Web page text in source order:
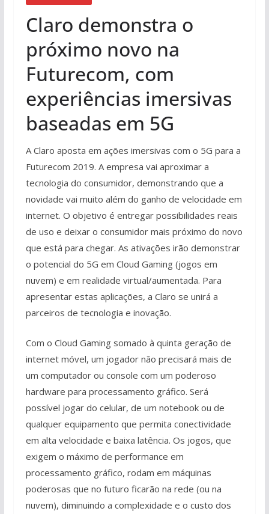
Claro demonstra o
próximo novo na
Futurecom, com
experiências imersivas
baseadas em 5G
A Claro aposta em ações imersivas com o 5G para a
Futurecom 2019. A empresa vai aproximar a
tecnologia do consumidor, demonstrando que a
novidade vai muito além do ganho de velocidade em
internet. O objetivo é entregar possibilidades reais
de uso e deixar o consumidor mais próximo do novo
que está para chegar. As ativações irão demonstrar
o potencial do 5G em Cloud Gaming (jogos em
nuvem) e em realidade virtual/aumentada. Para
apresentar estas aplicações, a Claro se unirá a
parceiros de tecnologia e inovação.
Com o Cloud Gaming somado à quinta geração de
internet móvel, um jogador não precisará mais de
um computador ou console com um poderoso
hardware para processamento gráfico. Será
possível jogar do celular, de um notebook ou de
qualquer equipamento que permita conectividade
em alta velocidade e baixa latência. Os jogos, que
exigem o máximo de performance em
processamento gráfico, rodam em máquinas
poderosas que no futuro ficarão na rede (ou na
nuvem), diminuindo a complexidade e o custo dos